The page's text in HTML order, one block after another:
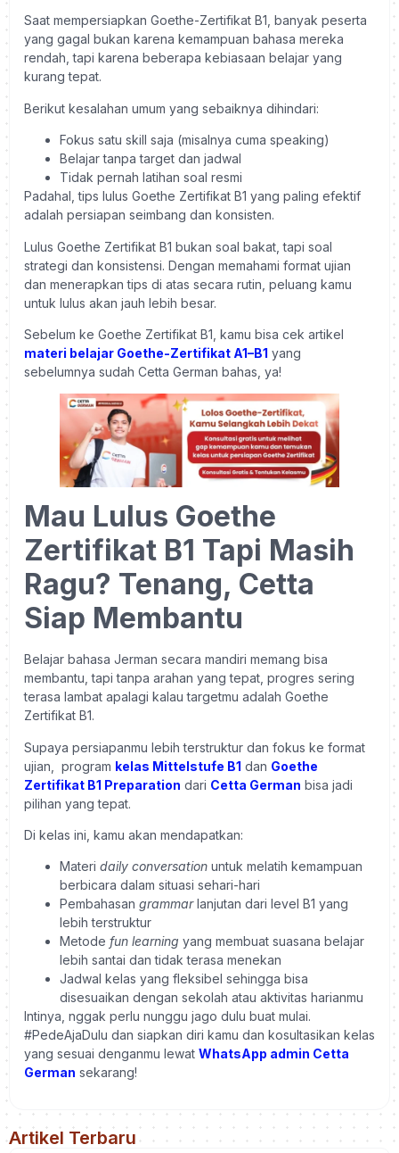
Saat mempersiapkan Goethe-Zertifikat B1, banyak peserta
yang gagal bukan karena kemampuan bahasa mereka
rendah, tapi karena beberapa kebiasaan belajar yang
kurang tepat.
Berikut kesalahan umum yang sebaiknya dihindari:
Fokus satu skill saja (misalnya cuma speaking)
Belajar tanpa target dan jadwal
Tidak pernah latihan soal resmi
Padahal, tips lulus Goethe Zertifikat B1 yang paling efektif
adalah persiapan seimbang dan konsisten.
Lulus Goethe Zertifikat B1 bukan soal bakat, tapi soal
strategi dan konsistensi. Dengan memahami format ujian
dan menerapkan tips di atas secara rutin, peluang kamu
untuk lulus akan jauh lebih besar.
Sebelum ke Goethe Zertifikat B1, kamu bisa cek artikel
materi belajar Goethe-Zertifikat A1–B1 yang
sebelumnya sudah Cetta German bahas, ya!
Mau Lulus Goethe
Zertifikat B1 Tapi Masih
Ragu? Tenang, Cetta
Siap Membantu
Belajar bahasa Jerman secara mandiri memang bisa
membantu, tapi tanpa arahan yang tepat, progres sering
terasa lambat apalagi kalau targetmu adalah Goethe
Zertifikat B1.
Supaya persiapanmu lebih terstruktur dan fokus ke format
ujian, program kelas Mittelstufe B1 dan Goethe
Zertifikat B1 Preparation dari Cetta German bisa jadi
pilihan yang tepat.
Di kelas ini, kamu akan mendapatkan:
Materi daily conversation untuk melatih kemampuan
berbicara dalam situasi sehari-hari
Pembahasan grammar lanjutan dari level B1 yang
lebih terstruktur
Metode fun learning yang membuat suasana belajar
lebih santai dan tidak terasa menekan
Jadwal kelas yang fleksibel sehingga bisa
disesuaikan dengan sekolah atau aktivitas harianmu
Intinya, nggak perlu nunggu jago dulu buat mulai.
#PedeAjaDulu dan siapkan diri kamu dan kosultasikan kelas
yang sesuai denganmu lewat WhatsApp admin Cetta
German sekarang!
Artikel Terbaru